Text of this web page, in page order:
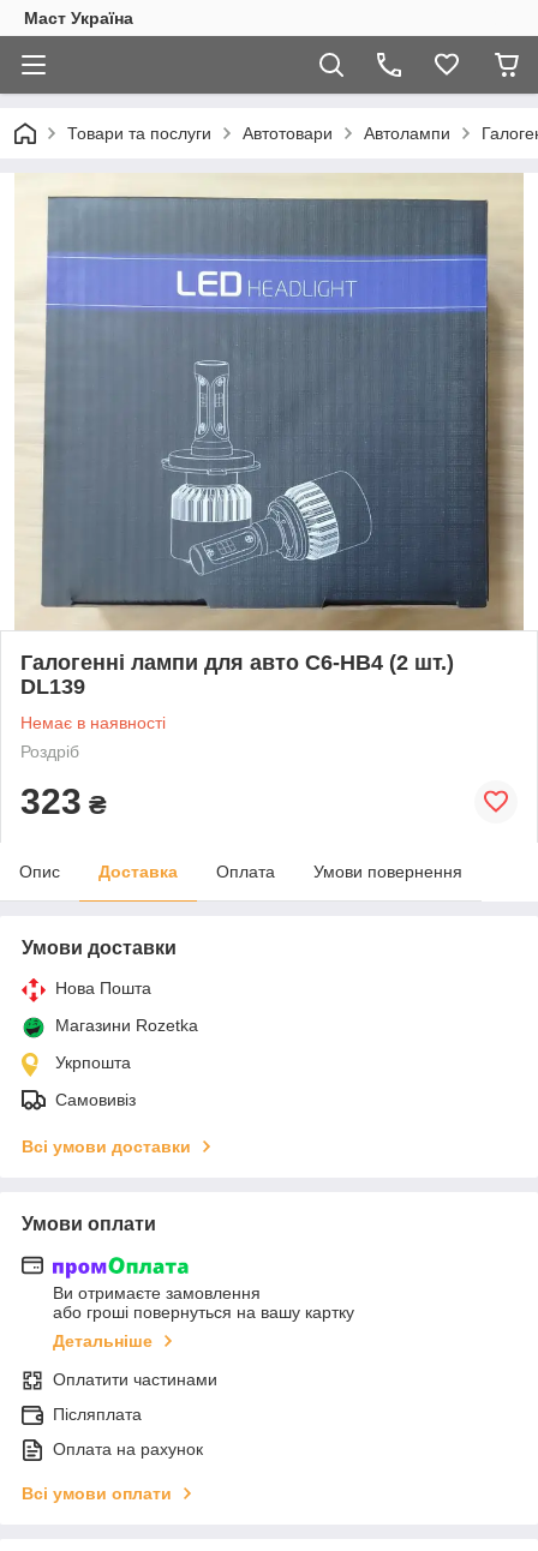
Маст Україна
Товари та послуги Автотовари Автолампи
Галогенні лампи для авто C6-HB4 (2 шт.)
DL139
Немає в наявності
Роздріб
323 ₴
Опис Доставка Оплата Умови повернення
Умови доставки
Нова Пошта
Магазини Rozetka
Укрпошта
Самовивіз
Всі умови доставки
Умови оплати
Ви отримаєте замовлення
або гроші повернуться на вашу картку
Детальніше
Оплатити частинами
Післяплата
Оплата на рахунок
Всі умови оплати